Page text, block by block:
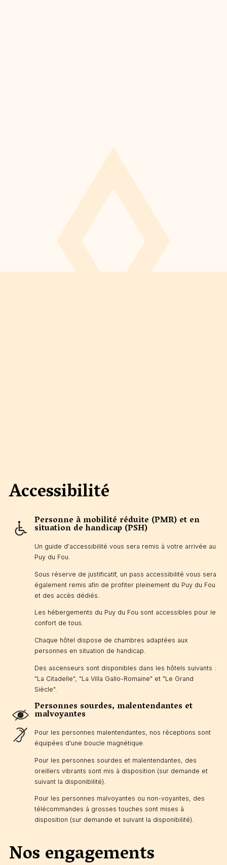
Accessibilité
Personne à mobilité réduite (PMR) et en
situation de handicap (PSH)
Un guide d'accessibilité vous sera remis à votre arrivée au
Puy du Fou.
Sous réserve de justificatif, un pass accessibilité vous sera
également remis afin de profiter pleinement du Puy du Fou
et des accès dédiés.
Les hébergements du Puy du Fou sont accessibles pour le
confort de tous.
Chaque hôtel dispose de chambres adaptées aux
personnes en situation de handicap.
Des ascenseurs sont disponibles dans les hôtels suivants :
"La Citadelle", "La Villa Gallo-Romaine" et "Le Grand
Siècle".
Personnes sourdes, malentendantes et
malvoyantes
Pour les personnes malentendantes, nos réceptions sont
équipées d'une boucle magnétique.
Pour les personnes sourdes et malentendantes, des
oreillers vibrants sont mis à disposition (sur demande et
suivant la disponibilité).
Pour les personnes malvoyantes ou non-voyantes, des
télécommandes à grosses touches sont mises à
disposition (sur demande et suivant la disponibilité).
Nos engagements